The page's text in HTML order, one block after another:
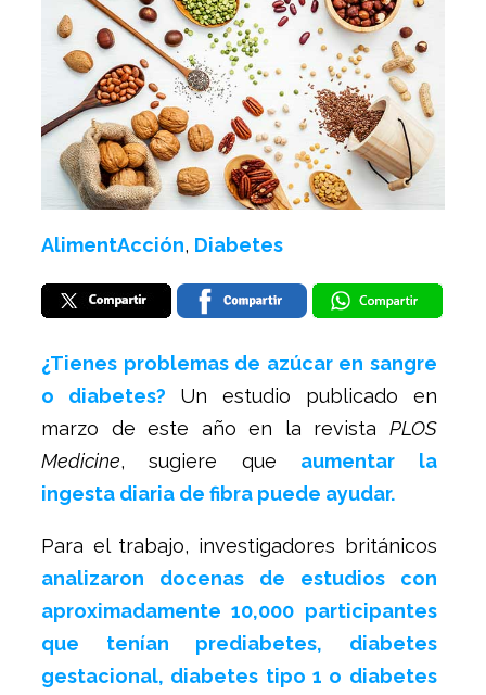
AlimentAcción, Diabetes
¿Tienes problemas de azúcar en sangre
o diabetes? Un estudio publicado en
marzo de este año en la revista PLOS
Medicine, sugiere que aumentar la
ingesta diaria de fibra puede ayudar.
Para el trabajo, investigadores británicos
analizaron docenas de estudios con
aproximadamente 10,000 participantes
que tenían prediabetes, diabetes
gestacional, diabetes tipo 1 o diabetes